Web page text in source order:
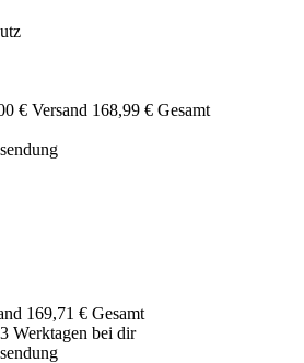
€ Versand 168,99 € Gesamt
169,71 € Gesamt
Werktagen bei dir